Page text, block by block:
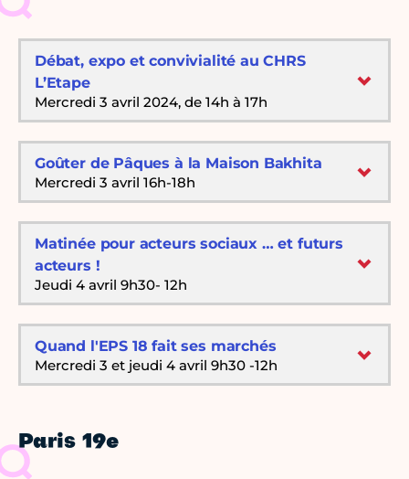
Débat, expo et convivialité au CHRS
L’Etape
Mercredi 3 avril 2024, de 14h à 17h
Goûter de Pâques à la Maison Bakhita
Mercredi 3 avril 16h-18h
Matinée pour acteurs sociaux … et futurs
acteurs !
Jeudi 4 avril 9h30- 12h
Quand l'EPS 18 fait ses marchés
Mercredi 3 et jeudi 4 avril 9h30 -12h
Paris 19e